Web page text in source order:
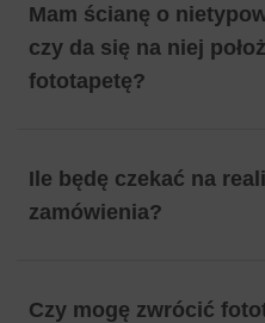
Mam ścianę o
czy da się na niej
fototapetę?
Ile będę czekać na
zamówienia?
Czy mogę zwrócić